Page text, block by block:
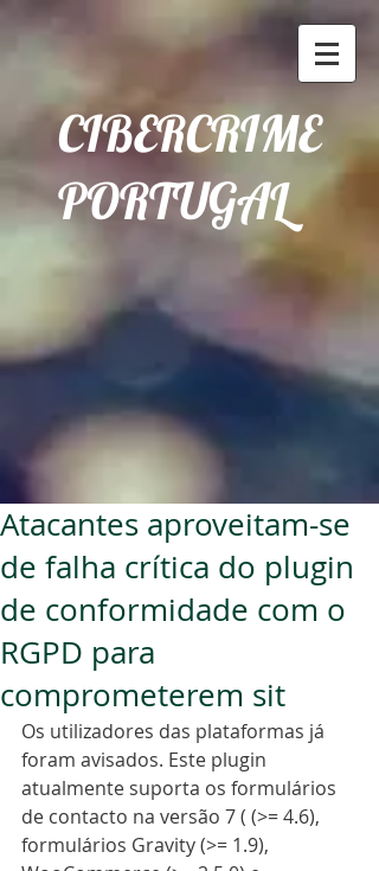
CIBERCRIME
PORTUGAL
Atacantes aproveitam-se
de falha crítica do plugin
de conformidade com o
RGPD para
comprometerem sit
Os utilizadores das plataformas já
foram avisados. Este plugin
atualmente suporta os formulários
de contacto na versão 7 ( (>= 4.6),
formulários Gravity (>= 1.9),